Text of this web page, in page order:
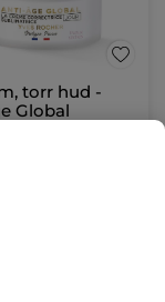
torr hud -
Global